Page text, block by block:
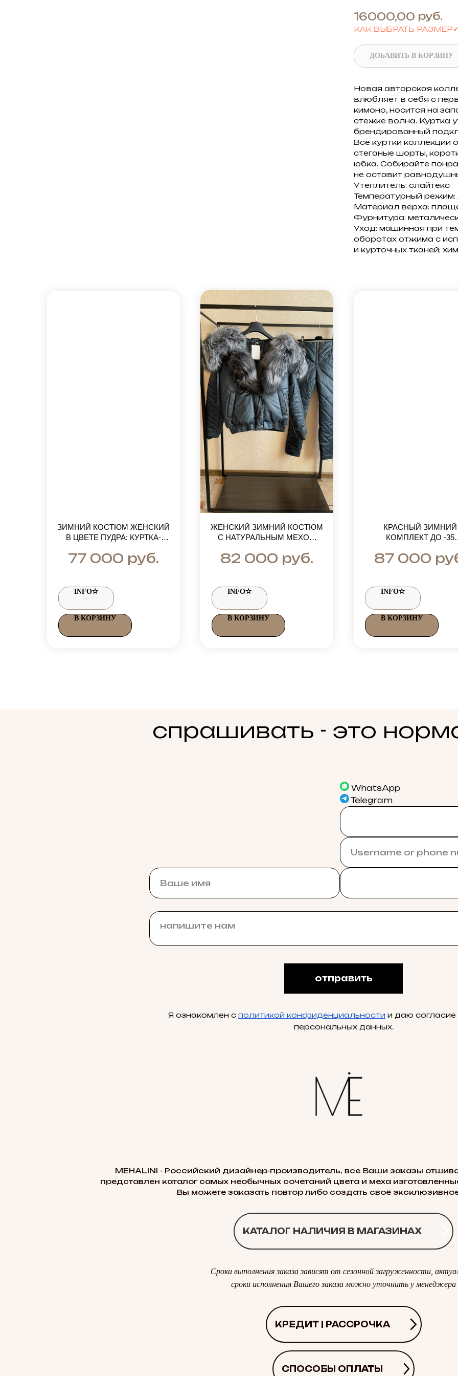
16000,00 руб.
КАК ВЫБРАТЬ РАЗМЕР✔
ДОБАВИТЬ В КОРЗИНУ
Новая авторская
влюбляет в себя с
кимоно, носится на
стежке волна. Куртка
брендированный
Все куртки коллекции
стеганые шорты,
юбка. Собирайте
не оставит
Утеплитель: слайтекс
Температурный режим:
Материал верха:
Фурнитура:
Уход: машинная при
оборотах отжима с
и курточных тканей;
ЗИМНИЙ КОСТЮМ ЖЕНСКИЙ
В ЦВЕТЕ ПУДРА: КУРТКА-
БРЮКИ
77 000 руб.
INFO✫
В КОРЗИНУ
ЖЕНСКИЙ ЗИМНИЙ КОСТЮМ
С НАТУРАЛЬНЫМ МЕХОМ
82 000 руб.
INFO✫
В КОРЗИНУ
КРАСНЫЙ ЗИМНИЙ
КОМПЛЕКТ ДО -35
ОН И КУРТКА БОМБЕР
НАТУРАЛЬНЫМ
87 000
INFO✫
В КОРЗИНУ
спрашивать - это
WhatsApp
Telegram
отправить
Я ознакомлен с политикой конфиденциальности и даю
персональных данных.
MEHALINI - Российский дизайнер-производитель, все Ваши заказы
представлен каталог самых необычных сочетаний цвета и меха
Вы можете заказать повтор либо создать своё
КАТАЛОГ НАЛИЧИЯ В МАГАЗИНАХ
Сроки выполнения заказа зависят от сезонной загруженности,
сроки исполнения Вашего заказа можно уточнить у менеджера
КРЕДИТ | РАССРОЧКА
СПОСОБЫ ОПЛАТЫ